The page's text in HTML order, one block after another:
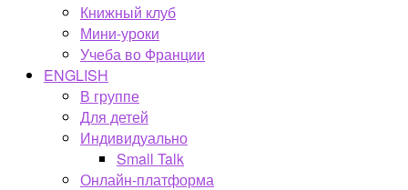
Книжный клуб
Мини-уроки
Учеба во Франции
ENGLISH
В группе
Для детей
Индивидуально
Small Talk
Онлайн-платформа